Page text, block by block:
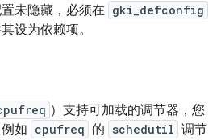
未隐藏，必须在 gki_defconfig
设为依赖项。
）支持可加载的调节器，您
如 cpufreq 的 schedutil 调节